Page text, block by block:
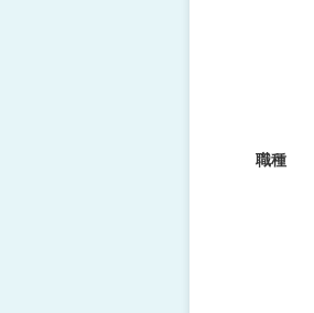
職種